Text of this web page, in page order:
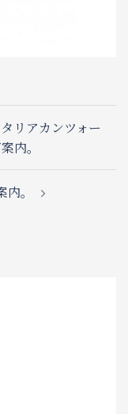
リアカンツォー
内。
。